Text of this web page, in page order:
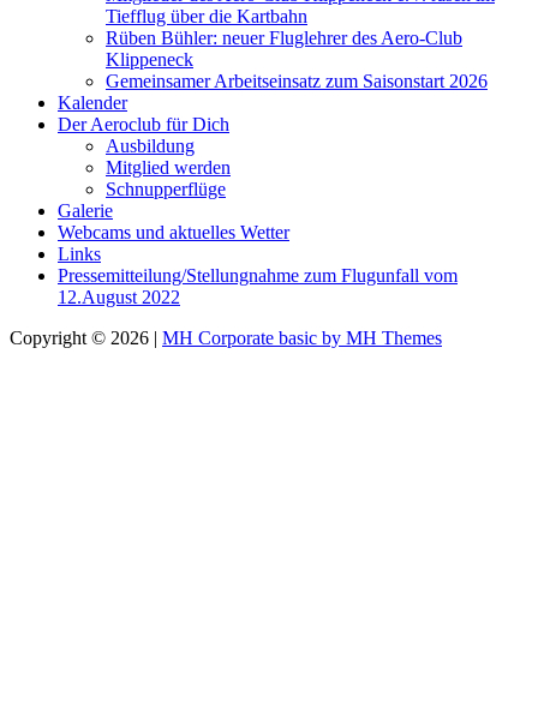
Tiefflug über die Kartbahn
Rüben Bühler: neuer Fluglehrer des Aero-Club
Klippeneck
Gemeinsamer Arbeitseinsatz zum Saisonstart 2026
Kalender
Der Aeroclub für Dich
Ausbildung
Mitglied werden
Schnupperflüge
Galerie
Webcams und aktuelles Wetter
Links
Pressemitteilung/Stellungnahme zum Flugunfall vom
12.August 2022
Copyright © 2026 | MH Corporate basic by MH Themes